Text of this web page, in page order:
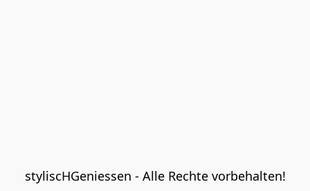
styliscHGeniessen - Alle Rechte vorbehalten!